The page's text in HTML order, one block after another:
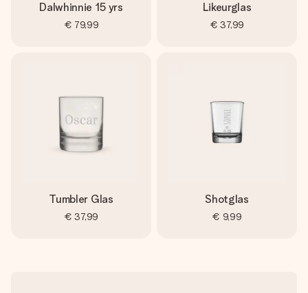
Dalwhinnie 15 yrs
€ 79,99
Likeurglas
€ 37,99
Tumbler Glas
€ 37,99
Shotglas
€ 9,99